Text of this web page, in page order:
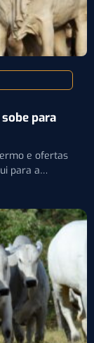
para
e ofertas
para a